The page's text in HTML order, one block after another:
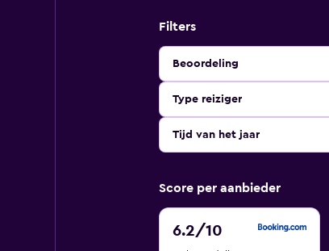
Filters
Beoordeling
Type reiziger
Tijd van het jaar
Score per aanbieder
6.2/10
6.2